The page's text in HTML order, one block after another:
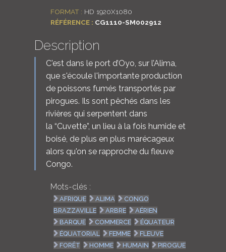
FORMAT : HD 1920X1080
RÉFÉRENCE : CG1110-SM002912
Description
C'est dans le port d’Oyo, sur l’Alima,
que s'écoule l'importante production
de poissons fumés transportés par
pirogues. Ils sont pêchés dans les
rivières qui serpentent dans
la “Cuvette”, un lieu à la fois humide et
boisé, de plus en plus marécageux
alors qu'on se rapproche du fleuve
Congo.
Mots-clés :
AFRIQUE ALIMA
CONGO
BRAZZAVILLE
ARBRE
AÉRIEN
BARQUE
COMMERCE
ÉQUATEUR
ÉQUATORIAL
FEMME
FLEUVE
FORÊT
HOMME HUMAIN
PIROGUE